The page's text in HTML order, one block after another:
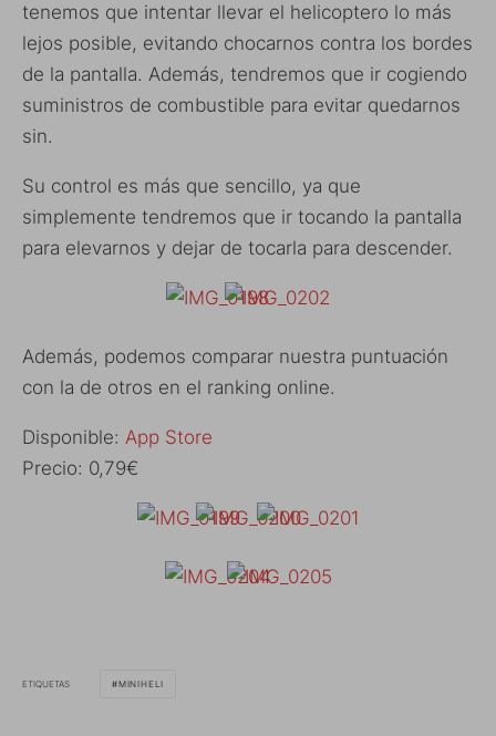
tenemos que intentar llevar el helicoptero lo más
lejos posible, evitando chocarnos contra los bordes
de la pantalla. Además, tendremos que ir cogiendo
suministros de combustible para evitar quedarnos
sin.
Su control es más que sencillo, ya que
simplemente tendremos que ir tocando la pantalla
para elevarnos y dejar de tocarla para descender.
Además, podemos comparar nuestra puntuación
con la de otros en el ranking online.
Disponible: App Store
Precio: 0,79€
ETIQUETAS MINIHELI